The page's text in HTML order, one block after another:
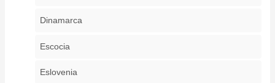
Dinamarca
Escocia
Eslovenia